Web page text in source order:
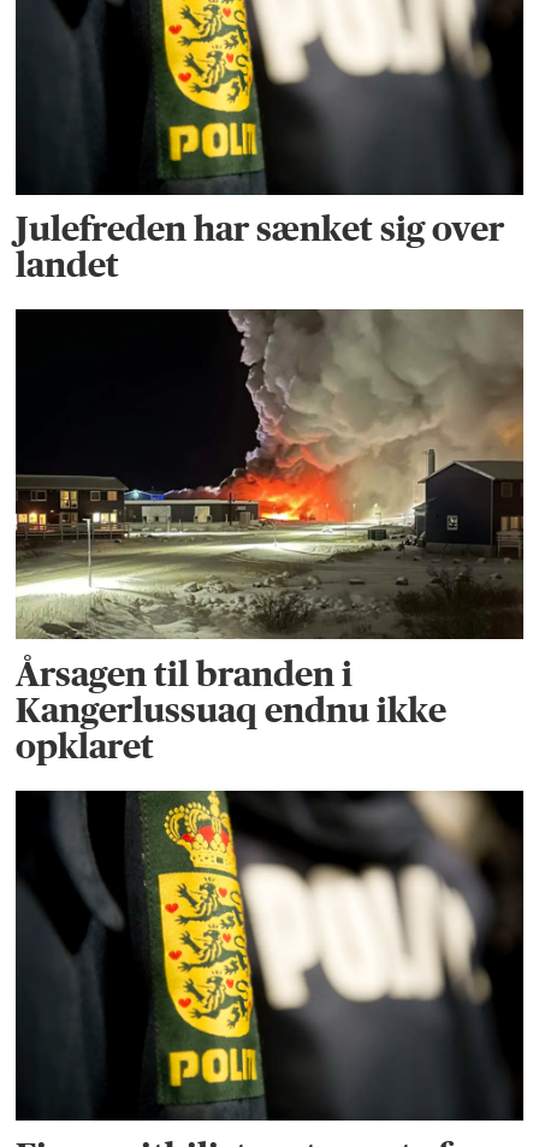
Julefreden har sænket sig over
landet
Årsagen til branden i
Kangerlussuaq endnu ikke
opklaret